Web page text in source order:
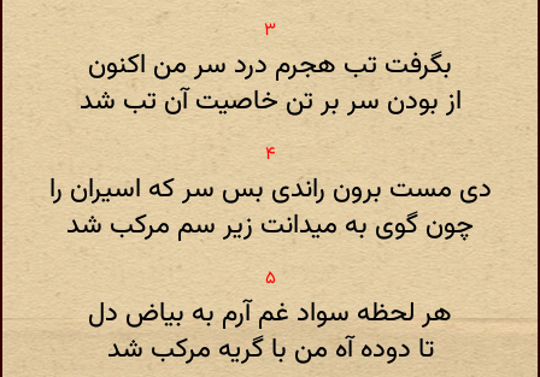
بگرفت تب هجرم درد سر من اکنون
از بودن سر بر تن خاصیت آن تب شد
دی مست برون راندی بس سر که اسیران را
چون گوی به میدانت زیر سم مرکب شد
هر لحظه سواد غم آرم به بیاض دل
تا دوده آه من با گریه مرکب شد